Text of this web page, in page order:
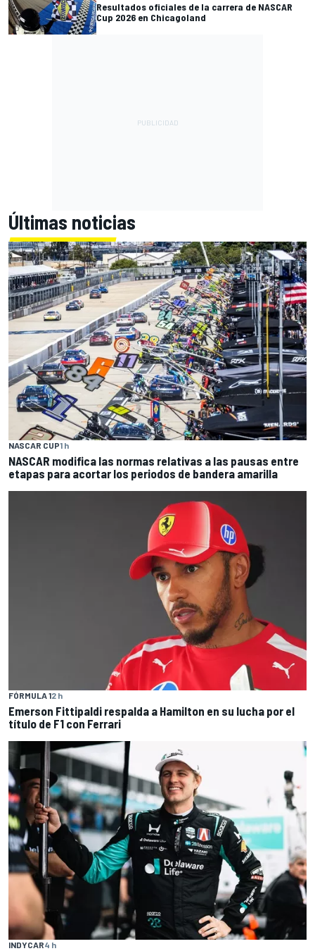
Resultados oficiales de la carrera de NASCAR
Cup 2026 en Chicagoland
Últimas noticias
NASCAR CUP1 h
NASCAR modifica las normas relativas a las pausas entre
etapas para acortar los periodos de bandera amarilla
FÓRMULA 12 h
Emerson Fittipaldi respalda a Hamilton en su lucha por el
título de F1 con Ferrari
INDYCAR4 h